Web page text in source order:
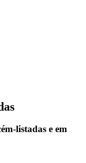
listadas e em